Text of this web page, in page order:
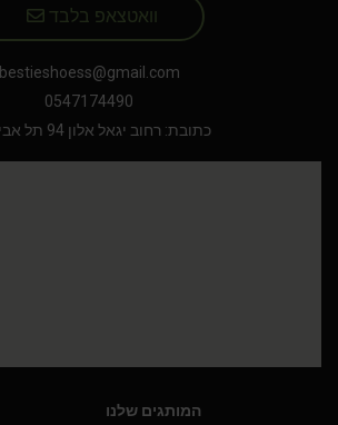
וואטצאפ בלבד
bestieshoess@gmail.com
0547174490
כתובת: רחוב יגאל אלון 94 תל אביב יפו
המותגים שלנו